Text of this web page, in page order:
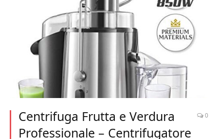
Centrifuga Frutta e Verdura
Professionale – Centrifugatore
0